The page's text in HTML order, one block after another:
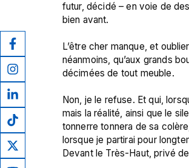
futur, décidé – en voie de
bien avant.
L’être cher manque, et
néanmoins, qu’aux grands
décimées de tout meuble.
Non, je le refuse. Et qui,
mais la réalité, ainsi que le
tonnerre tonnera de sa
lorsque je partirai pour
Devant le Très-Haut, privé